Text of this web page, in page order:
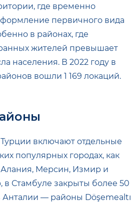
где временно
первичного вида
в районах, где
жителей превышает
населения. В 2022 году в
вошли 1 169 локаций.
включают отдельные
популярных городах, как
Алания, Мерсин, Измир и
Стамбуле закрыты более 50
Анталии — районы Döşemealtı